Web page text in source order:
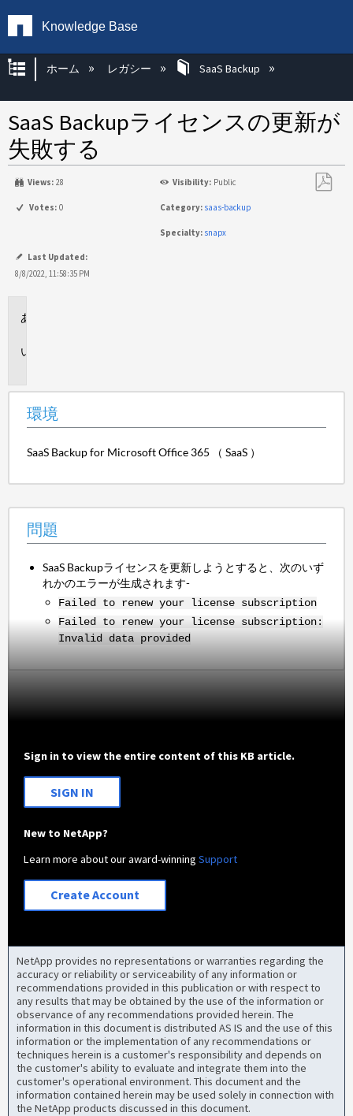
Knowledge Base
グローバル階層を展開/折りたたむ
ホーム レガシー SaaS Backup
SaaS Backupライセンスの更新が
失敗する
Views: 28 Visibility: Public
Votes: 0 Category: saas-backup
Specialty: snapx
Last Updated:
8/8/2022, 11:58:35 PM
環境
SaaS Backup for Microsoft Office 365 （ SaaS ）
問題
SaaS Backupライセンスを更新しようとすると、次のいず
れかのエラーが生成されます-
Failed to renew your license subscription
Failed to renew your license subscription:
Invalid data provided
Sign in to view the entire content of this KB article.
SIGN IN
New to NetApp?
Learn more about our award-winningSupport
Create Account
NetApp provides no representations or warranties regarding the
accuracy or reliability or serviceability of any information or
recommendations provided in this publication or with respect to
any results that may be obtained by the use of the information or
observance of any recommendations provided herein. The
information in this document is distributed AS IS and the use of this
information or the implementation of any recommendations or
techniques herein is a customer's responsibility and depends on
the customer's ability to evaluate and integrate them into the
customer's operational environment. This document and the
information contained herein may be used solely in connection with
the NetApp products discussed in this document.